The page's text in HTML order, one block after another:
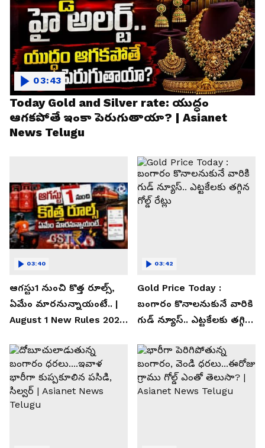
Today Gold and Silver rate: యుద్ధం
ఆగకపోతే ఇంకా పెరుగుతాయా? | Asianet
News Telugu
03:43
ఆగస్టు1 నుంచి కొత్త రూల్స్,
ఏమేం మారనున్నాయంటే.. |
August 1 New Rules 2026
03:40
Gold Price Today :
బంగారం కొనాలనుకునే వారికి
గుడ్ న్యూస్.. ఎట్టకేలకు తగ్గిన
03:42